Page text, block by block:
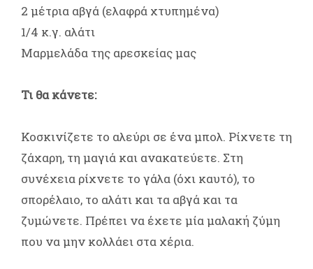
2 μέτρια αβγά (ελαφρά χτυπημένα)
1/4 κ.γ. αλάτι
Μαρμελάδα της αρεσκείας μας
Τι θα κάνετε:
Κοσκινίζετε το αλεύρι σε ένα μπολ. Ρίχνετε τη
ζάχαρη, τη μαγιά και ανακατεύετε. Στη
συνέχεια ρίχνετε το γάλα (όχι καυτό), το
σπορέλαιο, το αλάτι και τα αβγά και τα
ζυμώνετε. Πρέπει να έχετε μία μαλακή ζύμη
που να μην κολλάει στα χέρια.